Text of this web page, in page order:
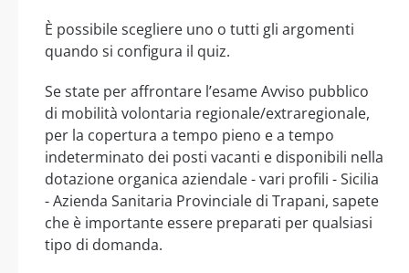
È possibile scegliere uno o tutti gli argomenti
quando si configura il quiz.
Se state per affrontare l’esame Avviso pubblico
di mobilità volontaria regionale/extraregionale,
per la copertura a tempo pieno e a tempo
indeterminato dei posti vacanti e disponibili nella
dotazione organica aziendale - vari profili - Sicilia
- Azienda Sanitaria Provinciale di Trapani, sapete
che è importante essere preparati per qualsiasi
tipo di domanda.